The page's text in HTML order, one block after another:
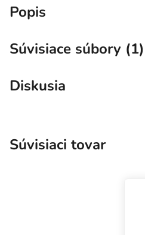
Popis
Súvisiace súbory (1)
Diskusia
Súvisiaci tovar